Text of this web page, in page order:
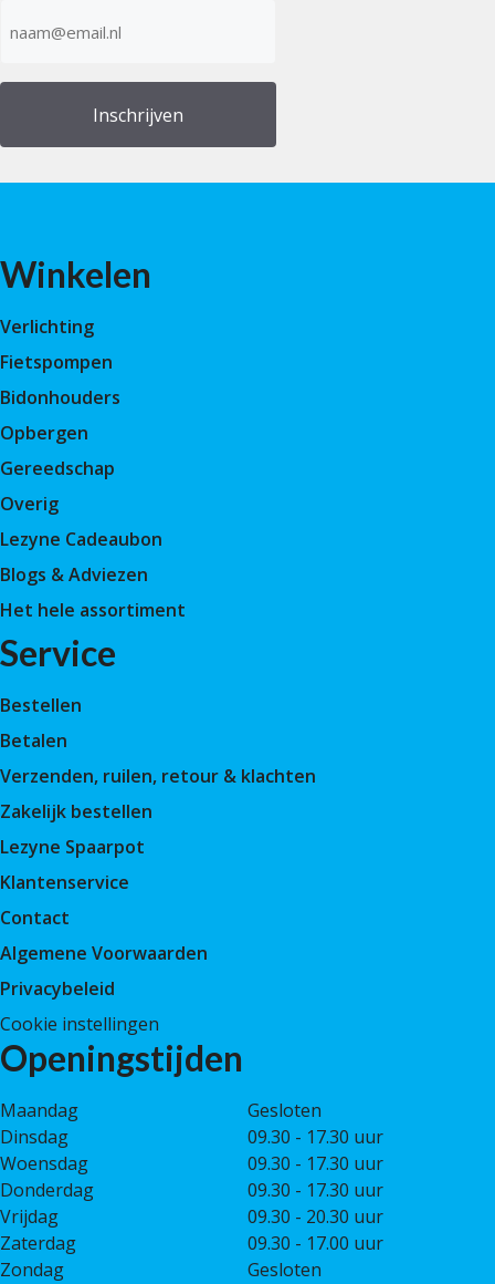
mailadres
Winkelen
Verlichting
Fietspompen
Bidonhouders
Opbergen
Gereedschap
Overig
Lezyne Cadeaubon
Blogs & Adviezen
Het hele assortiment
Service
Bestellen
Betalen
Verzenden, ruilen, retour & klachten
Zakelijk bestellen
Lezyne Spaarpot
Klantenservice
Contact
Algemene Voorwaarden
Privacybeleid
Cookie instellingen
Openingstijden
Maandag
Gesloten
Dinsdag
09.30 - 17.30 uur
Woensdag
09.30 - 17.30 uur
Donderdag
09.30 - 17.30 uur
Vrijdag
09.30 - 20.30 uur
Zaterdag
09.30 - 17.00 uur
Zondag
Gesloten